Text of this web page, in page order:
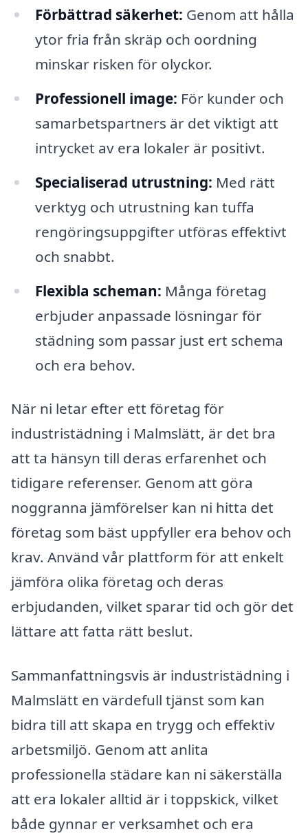
Förbättrad säkerhet: Genom att hålla
ytor fria från skräp och oordning
minskar risken för olyckor.
Professionell image: För kunder och
samarbetspartners är det viktigt att
intrycket av era lokaler är positivt.
Specialiserad utrustning: Med rätt
verktyg och utrustning kan tuffa
rengöringsuppgifter utföras effektivt
och snabbt.
Flexibla scheman: Många företag
erbjuder anpassade lösningar för
städning som passar just ert schema
och era behov.
När ni letar efter ett företag för
industristädning i Malmslätt, är det bra
att ta hänsyn till deras erfarenhet och
tidigare referenser. Genom att göra
noggranna jämförelser kan ni hitta det
företag som bäst uppfyller era behov och
krav. Använd vår plattform för att enkelt
jämföra olika företag och deras
erbjudanden, vilket sparar tid och gör det
lättare att fatta rätt beslut.
Sammanfattningsvis är industristädning i
Malmslätt en värdefull tjänst som kan
bidra till att skapa en trygg och effektiv
arbetsmiljö. Genom att anlita
professionella städare kan ni säkerställa
att era lokaler alltid är i toppskick, vilket
både gynnar er verksamhet och era